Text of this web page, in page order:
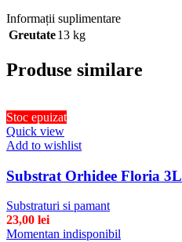
Informații suplimentare
Greutate13 kg
Produse similare
Stoc epuizat
Quick view
Add to wishlist
Substrat Orhidee Floria 3L
Substraturi si pamant
23,00 lei
Momentan indisponibil